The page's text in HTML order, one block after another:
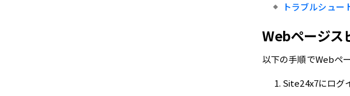
トラブルシュー
Webページス
以下の手順でWebペ
Site24x7にログ